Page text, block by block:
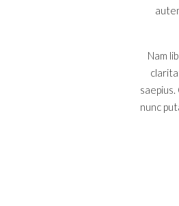
Nam
nunc